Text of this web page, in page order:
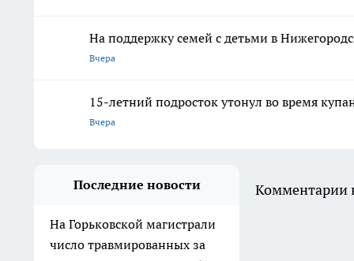
На поддержку семей с детьми в
Вчера
15-летний подросток утонул во время
Вчера
Последние новости
На Горьковской магистрали
число травмированных за
Комментарии